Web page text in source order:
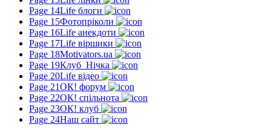
Page 14Life блоги
Page 15Фотопріколи
Page 16Life анекдоти
Page 17Life віршики
Page 18Motivators.ua
Page 19Клуб_Нічка
Page 20Life відео
Page 21ОК! форум
Page 22ОК! спільнота
Page 23ОК! клуб
Page 24Наш сайт